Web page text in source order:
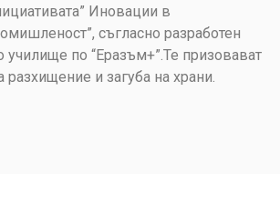
Иновации в
съгласно разработен
училище по “Еразъм+”.Те призовават
разхищение и загуба на храни.